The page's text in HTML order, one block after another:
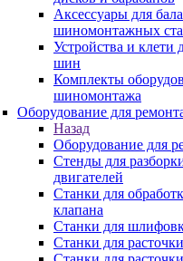
Аксессуары для
шиномонтажных
Устройства и клети
шин
Комплекты
шиномонтажа
Оборудование для
Назад
Оборудование для
Стенды для
двигателей
Станки для
клапана
Станки для
Станки для